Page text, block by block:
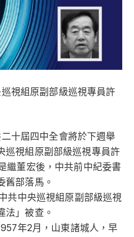
視組原副部級巡視專員許
十屆四中全會將於下週舉
巡視組原副部級巡視專員許
繼董宏後，中共前中紀委書
舊部落馬。
共中央巡視組原副部級巡視
法」被查。
年2月，山東諸城人，早